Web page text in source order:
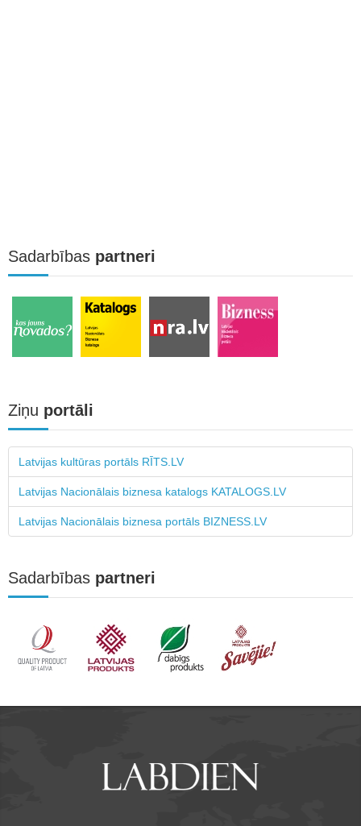
Sadarbības partneri
Ziņu portāli
Latvijas kultūras portāls RĪTS.LV
Latvijas Nacionālais biznesa katalogs KATALOGS.LV
Latvijas Nacionālais biznesa portāls BIZNESS.LV
Sadarbības partneri